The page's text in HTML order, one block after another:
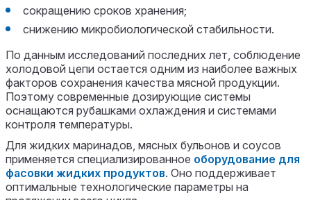
сокращению сроков хранения;
снижению микробиологической стабильности.
По данным исследований последних лет, соблюдение
холодовой цепи остается одним из наиболее важных
факторов сохранения качества мясной продукции.
Поэтому современные дозирующие системы
оснащаются рубашками охлаждения и системами
контроля температуры.
Для жидких маринадов, мясных бульонов и соусов
применяется специализированное оборудование для
фасовки жидких продуктов. Оно поддерживает
оптимальные технологические параметры на